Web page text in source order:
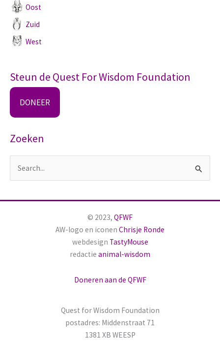
Oost
Zuid
West
Steun de Quest For Wisdom Foundation
DONEER
Zoeken
o
© 2023, QFWF
AW-logo en iconen Chrisje Ronde
webdesign TastyMouse
redactie animal-wisdom
Doneren aan de QFWF
Quest for Wisdom Foundation
postadres: Middenstraat 71
1381 XB WEESP